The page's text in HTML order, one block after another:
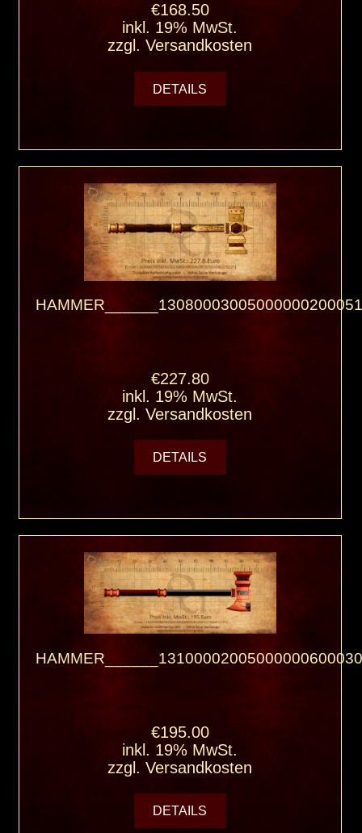
€168.50
inkl. 19% MwSt.
zzgl.Versandkosten
DETAILS
€227.80
inkl. 19% MwSt.
zzgl.Versandkosten
DETAILS
€195.00
inkl. 19% MwSt.
zzgl.Versandkosten
DETAILS